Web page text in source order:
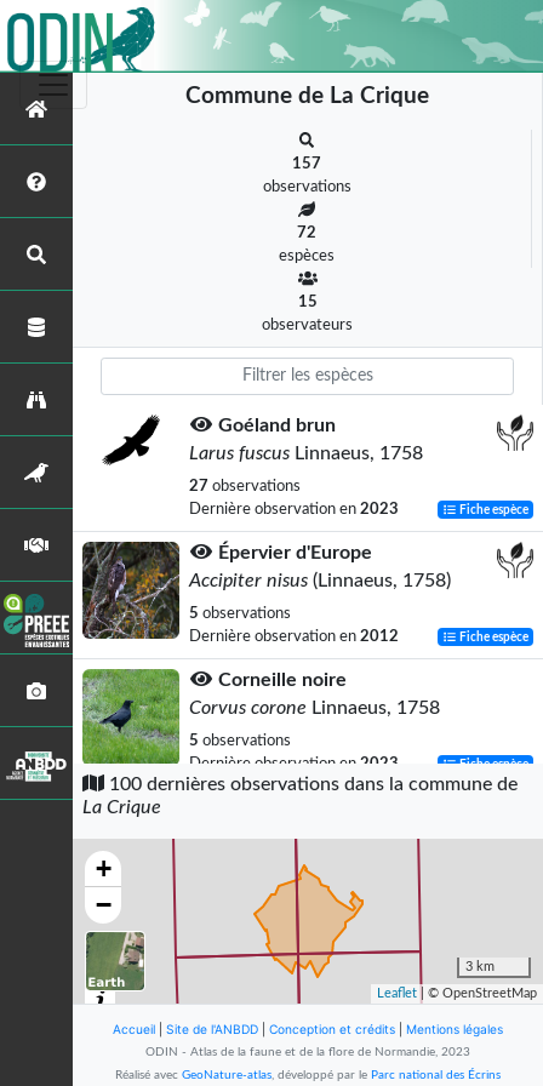
Commune de La Crique
157
observations
72
espèces
15
observateurs
Goéland brun
Larus fuscus Linnaeus, 1758
27 observations
Dernière observation en 2023 Fiche espèce
Épervier d'Europe
Accipiter nisus (Linnaeus, 1758)
5 observations
Dernière observation en 2012 Fiche espèce
Corneille noire
Corvus corone Linnaeus, 1758
5 observations
Dernière observation en 2023 Fiche espèce
Buteo buteo(Linnaeus, 1758)
Dernière observation en
Faucon crécerelle
Falco tinnunculus Linnaeus, 1758
Caille des blés
100 dernières observations dans la commune de
La Crique
+
−
3 km
Leaflet | © OpenStreetMap
Accueil Site de l'ANBDD Conception et crédits Mentions légales
ODIN - Atlas de la faune et de la flore de Normandie, 2023
Réalisé avec GeoNature-atlas, développé par le Parc national des Écrins